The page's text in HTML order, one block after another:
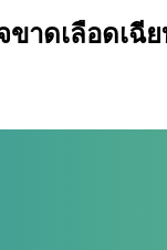
าดเลือดเ